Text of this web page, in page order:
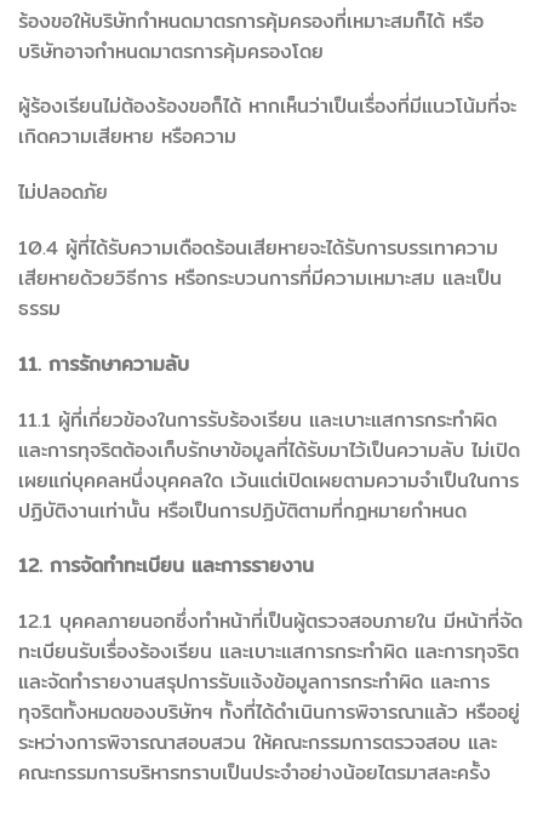
ร้องขอให้บริษัทกำหนดมาตรการคุ้มครองที่เหมาะสมก็ได้ หรือ
บริษัทอาจกำหนดมาตรการคุ้มครองโดย
ผู้ร้องเรียนไม่ต้องร้องขอก็ได้ หากเห็นว่าเป็นเรื่องที่มีแนวโน้มที่จะ
เกิดความเสียหาย หรือความ
ไม่ปลอดภัย
10.4 ผู้ที่ได้รับความเดือดร้อนเสียหายจะได้รับการบรรเทาความ
เสียหายด้วยวิธีการ หรือกระบวนการที่มีความเหมาะสม และเป็น
ธรรม
11. การรักษาความลับ
11.1 ผู้ที่เกี่ยวข้องในการรับร้องเรียน และเบาะแสการกระทำผิด
และการทุจริตต้องเก็บรักษาข้อมูลที่ได้รับมาไว้เป็นความลับ ไม่เปิด
เผยแก่บุคคลหนึ่งบุคคลใด เว้นแต่เปิดเผยตามความจำเป็นในการ
ปฏิบัติงานเท่านั้น หรือเป็นการปฏิบัติตามที่กฎหมายกำหนด
12. การจัดทำทะเบียน และการรายงาน
12.1 บุคคลภายนอกซึ่งทำหน้าที่เป็นผู้ตรวจสอบภายใน มีหน้าที่จัด
ทะเบียนรับเรื่องร้องเรียน และเบาะแสการกระทำผิด และการทุจริต
และจัดทำรายงานสรุปการรับแจ้งข้อมูลการกระทำผิด และการ
ทุจริตทั้งหมดของบริษัทฯ ทั้งที่ได้ดำเนินการพิจารณาแล้ว หรืออยู่
ระหว่างการพิจารณาสอบสวน ให้คณะกรรมการตรวจสอบ และ
คณะกรรมการบริหารทราบเป็นประจำอย่างน้อยไตรมาสละครั้ง